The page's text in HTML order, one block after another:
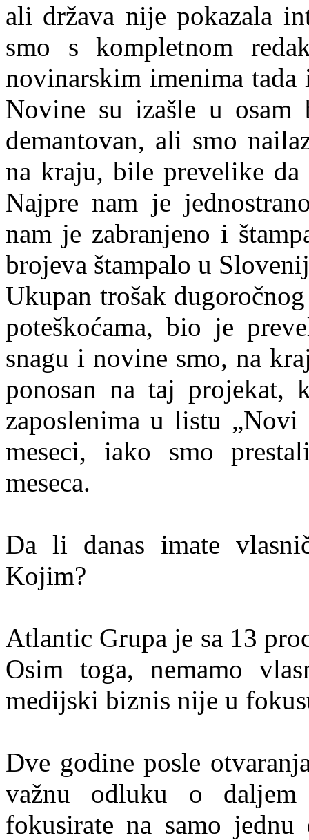
ali država nije pokazala
smo s kompletnom
novinarskim imenima tada
Novine su izašle u
demantovan, ali smo
na kraju, bile prevelike
Najpre nam je
nam je zabranjeno i
brojeva štampalo u
Ukupan trošak
poteškoćama, bio je
snagu i novine smo, na
ponosan na taj projekat,
zaposlenima u listu „Novi
meseci, iako smo
meseca.
Da li danas imate
Kojim?
Atlantic Grupa je sa 13
Osim toga, nemamo
medijski biznis nije u
Dve godine posle
važnu odluku o daljem
fokusirate na samo